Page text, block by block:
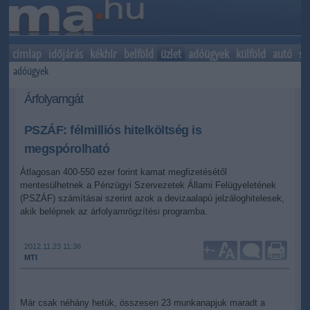
címlap időjárás kékhír belföld üzlet adóügyek külföld autó
adóügyek
Árfolyamgát
PSZÁF: félmilliós hitelköltség is
megspórolható
Átlagosan 400-550 ezer forint kamat megfizetésétől
mentesülhetnek a Pénzügyi Szervezetek Állami Felügyeletének
(PSZÁF) számításai szerint azok a devizaalapú jelzáloghitelesek,
akik belépnek az árfolyamrögzítési programba.
2012.11.23 11:36
MTI
+-
Már csak néhány hetük, összesen 23 munkanapjuk maradt a